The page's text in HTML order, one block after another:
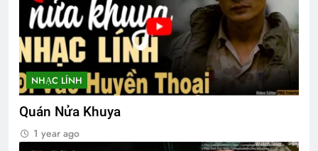
SỰ THẬT BỊ CHE GIẤU (Rabindranath
Tagore)
3 Years Ago
2 Years Ago 3 Years Ago
NHẠC LÍNH
Quán Nửa Khuya
1 year ago